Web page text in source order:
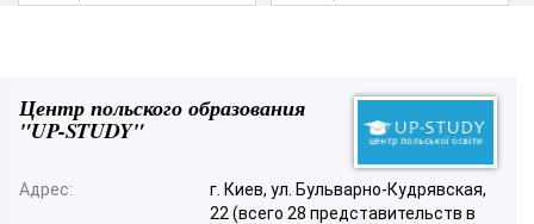
Центр польского образования
"UP-STUDY"
Адрес:
г. Киев, ул. Бульварно-Кудрявская,
22 (всего 28 представительств в